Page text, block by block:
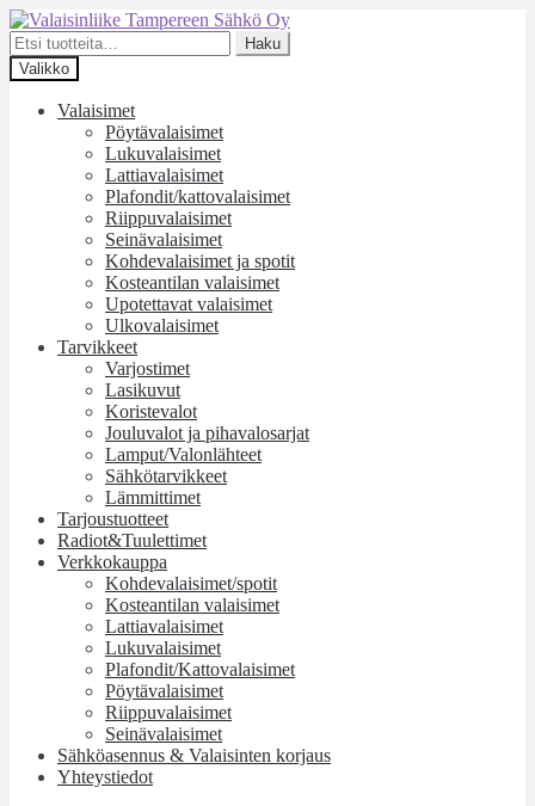
Siirry
navigointiin
Siirry
sisältöön
Etsi:
Haku
Valikko
Valaisimet
Pöytävalaisimet
Lukuvalaisimet
Lattiavalaisimet
Plafondit/kattovalaisimet
Riippuvalaisimet
Seinävalaisimet
Kohdevalaisimet ja spotit
Kosteantilan valaisimet
Upotettavat valaisimet
Ulkovalaisimet
Tarvikkeet
Varjostimet
Lasikuvut
Koristevalot
Jouluvalot ja pihavalosarjat
Lamput/Valonlähteet
Sähkötarvikkeet
Lämmittimet
Tarjoustuotteet
Radiot&Tuulettimet
Verkkokauppa
Kohdevalaisimet/spotit
Kosteantilan valaisimet
Lattiavalaisimet
Lukuvalaisimet
Plafondit/Kattovalaisimet
Pöytävalaisimet
Riippuvalaisimet
Seinävalaisimet
Sähköasennus & Valaisinten korjaus
Yhteystiedot